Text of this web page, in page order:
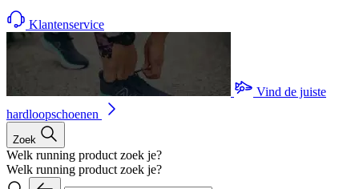
Klantenservice
Vind de juiste
hardloopschoenen
Zoek
Welk running product zoek je?
Welk running product zoek je?